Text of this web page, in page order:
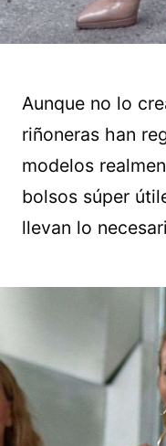
Aunque no lo
riñoneras han
modelos
bolsos súper
llevan lo